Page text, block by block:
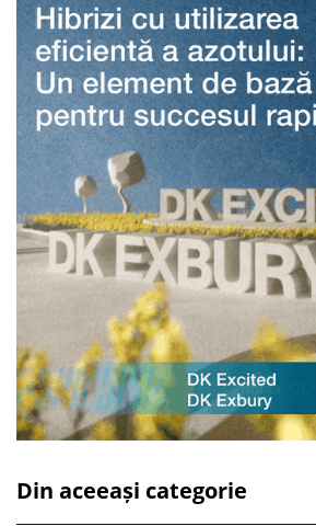
Din aceeași categorie